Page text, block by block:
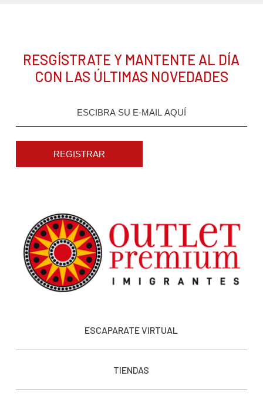
RESGÍSTRATE Y MANTENTE AL DÍA
CON LAS ÚLTIMAS NOVEDADES
REGISTRAR
ESCAPARATE VIRTUAL
TIENDAS